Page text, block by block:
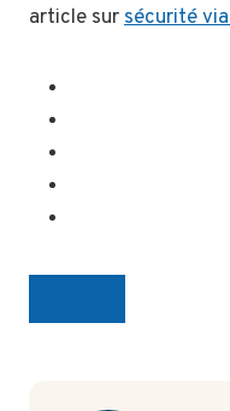
article sursécurité